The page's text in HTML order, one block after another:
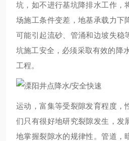
坑，如不进行基坑降排水工作，
场施工条件变差，地基承载力下
可能引起流砂、管涌和边坡失稳
坑施工安全，必须采取有效的降
工程。
运动，富集等受裂隙发育程度，
们只有很好地研究裂隙发生，发
地掌握裂隙水的规律性。管道，